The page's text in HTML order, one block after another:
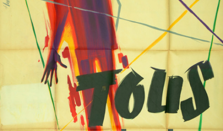
Vendre